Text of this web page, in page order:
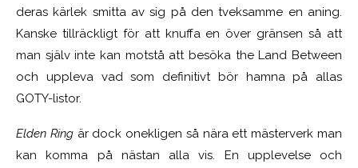
deras kärlek smitta av sig på den tveksamme en aning.
Kanske tillräckligt för att knuffa en över gränsen så att
man själv inte kan motstå att besöka the Land Between
och uppleva vad som definitivt bör hamna på allas
GOTY-listor.
Elden Ringär dock onekligen så nära ett mästerverk man
kan komma på nästan alla vis. En upplevelse och